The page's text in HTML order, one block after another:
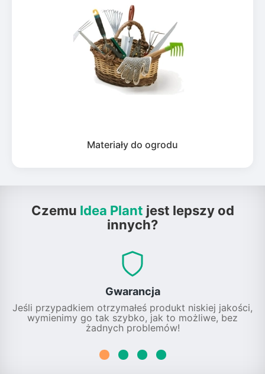
Materiały do ogrodu
Czemu Idea Plant jest lepszy od
innych?
Gwarancja
Jeśli przypadkiem otrzymałeś produkt niskiej jakości,
wymienimy go tak szybko, jak to możliwe, bez
żadnych problemów!